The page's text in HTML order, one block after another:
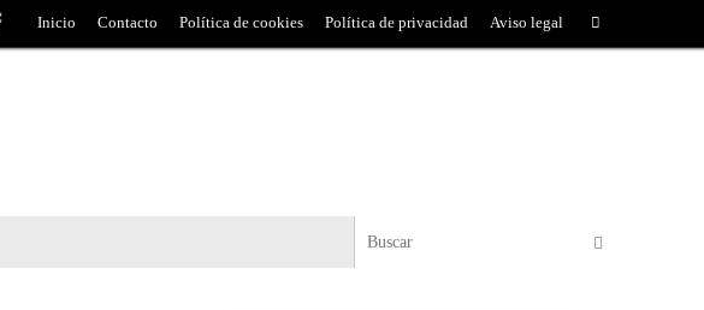
Inicio Contacto Política de cookies Política de privacidad Aviso legal